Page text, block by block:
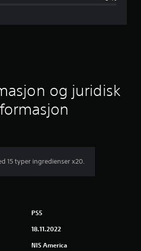
r
r
og juridisk
15 typer ingredienser x20.
PS5
18.11.2022
NIS America